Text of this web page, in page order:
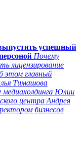
успешный
Почему
лицензирование
этом главный
Тимашова
медиахолдинга Юлии
центра Андрея
бизнесов